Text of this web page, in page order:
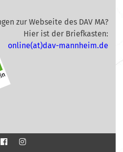
zur Webseite des DAV MA?
Hier ist der Briefkasten:
online(at)dav-mannheim.de